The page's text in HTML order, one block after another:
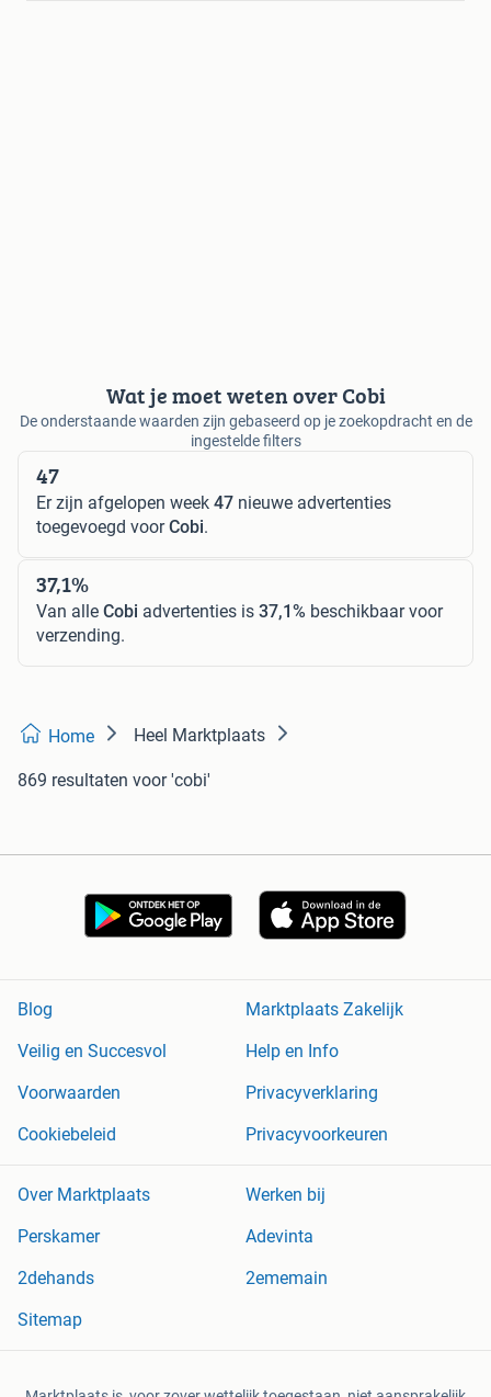
Wat je moet weten over Cobi
De onderstaande waarden zijn gebaseerd op je zoekopdracht en de
ingestelde filters
47
Er zijn afgelopen week 47 nieuwe advertenties
toegevoegd voorCobi.
37,1%
Van alle Cobi advertenties is 37,1% beschikbaar voor
verzending.
Home Heel Marktplaats
869 resultaten voor 'cobi'
Blog
Marktplaats Zakelijk
Veilig en Succesvol
Help en Info
Voorwaarden
Privacyverklaring
Cookiebeleid
Privacyvoorkeuren
Over Marktplaats
Werken bij
Perskamer
Adevinta
2dehands
2ememain
Sitemap